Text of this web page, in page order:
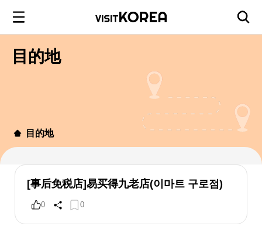
目的地
目的地
[事后免税店]易买得九老店(이마트 구로점)
0 0